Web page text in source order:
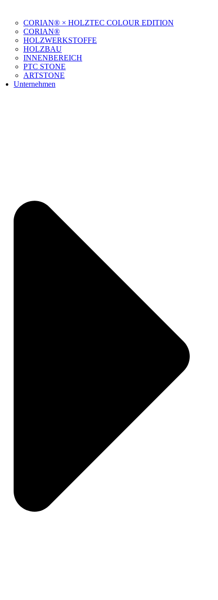
CORIAN® × HOLZTEC COLOUR EDITION
CORIAN®
HOLZWERKSTOFFE
HOLZBAU
INNENBEREICH
PTC STONE
ARTSTONE
Unternehmen